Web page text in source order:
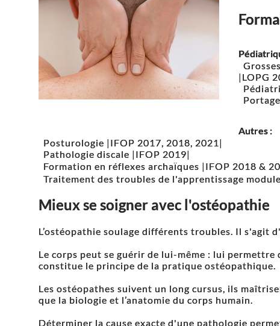
|LOPG
Autres :
Posturologie |IFOP 2017, 2018, 2021|
Pathologie discale |IFOP 2019|
Formation en réflexes archaïques |IFOP 2018 &
Traitement des troubles de l'apprentissage
Mieux se soigner avec l'ostéopathie
L’ostéopathie soulage différents troubles. Il s'agit
Le corps peut se guérir de lui-même : lui permettre
constitue le principe de la pratique ostéopathique.
Les ostéopathes suivent un long cursus, ils
que la biologie et l’anatomie du corps humain.
Déterminer la cause exacte d'une pathologie